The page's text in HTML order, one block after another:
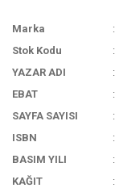
Marka
Stok Kodu
YAZAR ADI
EBAT
SAYFA SAYISI
ISBN
BASIM YILI
KAĞIT